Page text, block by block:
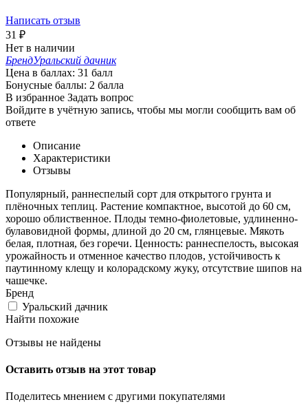
Написать отзыв
31 ₽
Нет в наличии
БрендУральский дачник
Цена в баллах: 31 балл
Бонусные баллы: 2 балла
В избранное Задать вопрос
Войдите в учётную запись, чтобы мы могли сообщить вам об
ответе
Описание
Характеристики
Отзывы
Популярный, раннеспелый сорт для открытого грунта и
плёночных теплиц. Растение компактное, высотой до 60 см,
хорошо облиственное. Плоды темно-фиолетовые, удлиненно-
булавовидной формы, длиной до 20 см, глянцевые. Мякоть
белая, плотная, без горечи. Ценность: раннеспелость, высокая
урожайность и отменное качество плодов, устойчивость к
паутинному клещу и колорадскому жуку, отсутствие шипов на
чашечке.
Бренд
Уральский дачник
Найти похожие
Отзывы не найдены
Оставить отзыв на этот товар
Поделитесь мнением с другими покупателями